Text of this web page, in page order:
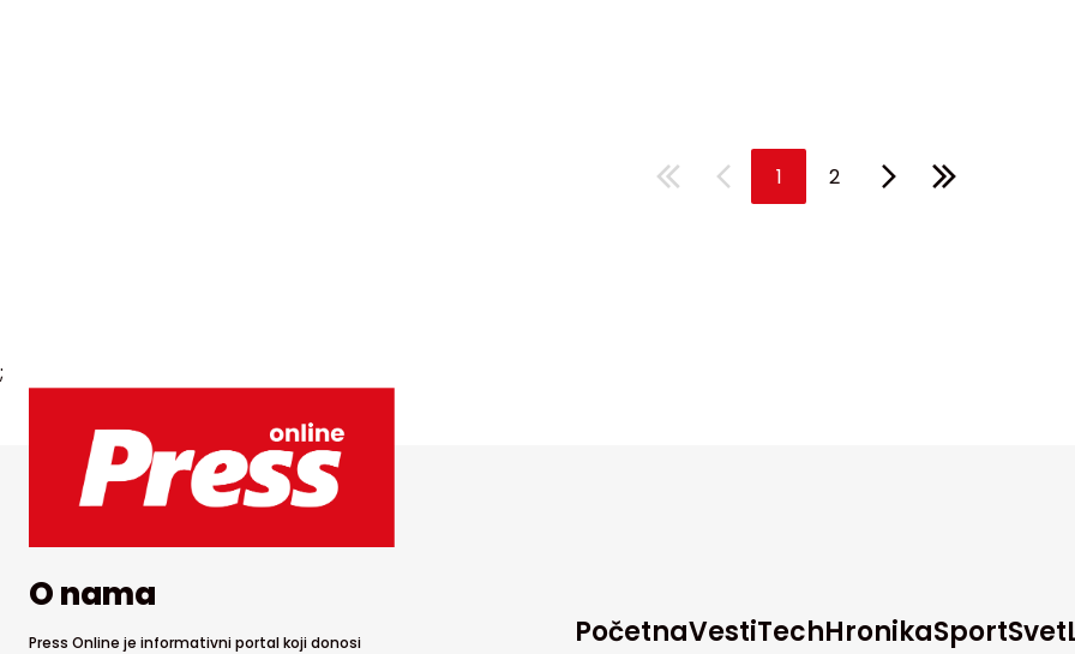
1 2
;
O nama
Press Online je informativni portal koji donosi PočetnaVestiTechHronikaSportSvet